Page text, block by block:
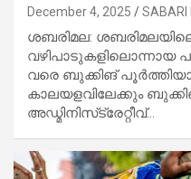
December 4, 2025 SABARI
ശബരിമല:
വഴിപാടുകളിലൊന്നായ
വരെ ബുക്കിങ്
കാലയളവിലേക്കും
അഡ്മിനിസ്‌ട്രേറ്റീവ്…